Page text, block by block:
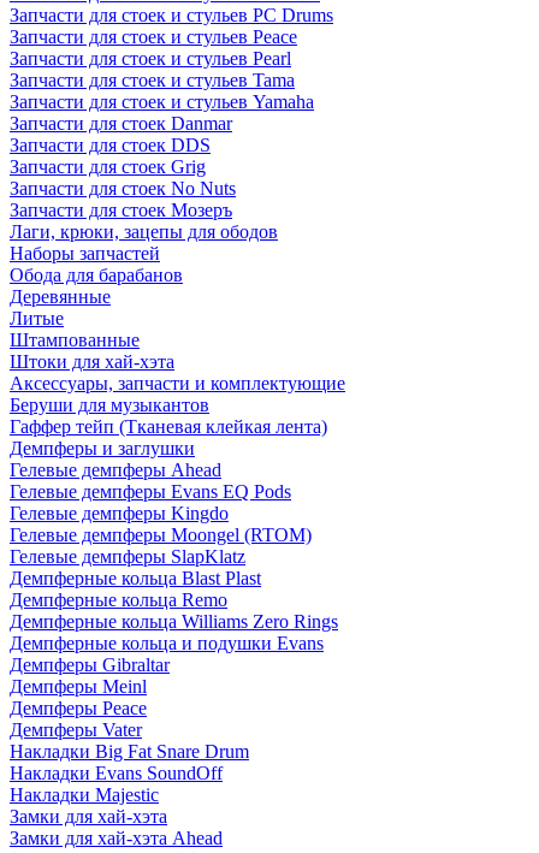
Запчасти для стоек и стульев PC Drums
Запчасти для стоек и стульев Peace
Запчасти для стоек и стульев Pearl
Запчасти для стоек и стульев Tama
Запчасти для стоек и стульев Yamaha
Запчасти для стоек Danmar
Запчасти для стоек DDS
Запчасти для стоек Grig
Запчасти для стоек No Nuts
Запчасти для стоек Мозеръ
Лаги, крюки, зацепы для ободов
Наборы запчастей
Обода для барабанов
Деревянные
Литые
Штампованные
Штоки для хай-хэта
Аксессуары, запчасти и комплектующие
Беруши для музыкантов
Гаффер тейп (Тканевая клейкая лента)
Демпферы и заглушки
Гелевые демпферы Ahead
Гелевые демпферы Evans EQ Pods
Гелевые демпферы Kingdo
Гелевые демпферы Moongel (RTOM)
Гелевые демпферы SlapKlatz
Демпферные кольца Blast Plast
Демпферные кольца Remo
Демпферные кольца Williams Zero Rings
Демпферные кольца и подушки Evans
Демпферы Gibraltar
Демпферы Meinl
Демпферы Peace
Демпферы Vater
Накладки Big Fat Snare Drum
Накладки Evans SoundOff
Накладки Majestic
Замки для хай-хэта
Замки для хай-хэта Ahead